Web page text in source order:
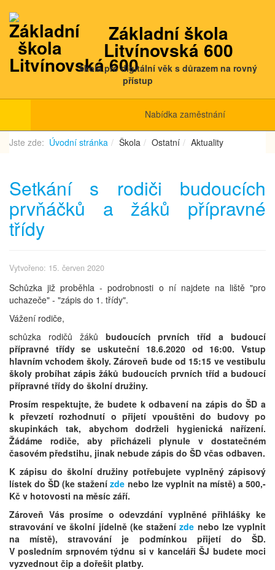
Základní škola
Litvínovská 600
škola pro digitální věk s důrazem na rovný
přístup
Nabídka zaměstnání
Jste zde: Úvodní stránka Škola Ostatní Aktuality
Setkání s rodiči budoucích
prvňáčků a žáků přípravné
třídy
Vytvořeno: 15. červen 2020
Schůzka již proběhla - podrobnosti o ní najdete na liště "pro
uchazeče" - "zápis do 1. třídy".
Vážení rodiče,
schůzka rodičů žáků budoucích prvních tříd a budoucí
přípravné třídy se uskuteční 18.6.2020 od 16:00. Vstup
hlavním vchodem školy. Zároveň bude od 15:15 ve vestibulu
školy probíhat zápis žáků budoucích prvních tříd a budoucí
přípravné třídy do školní družiny.
Prosím respektujte, že budete k odbavení na zápis do ŠD a
k převzetí rozhodnutí o přijetí vpouštěni do budovy po
skupinkách tak, abychom dodrželi hygienická nařízení.
Žádáme rodiče, aby přicházeli plynule v dostatečném
časovém předstihu, jinak nebude zápis do ŠD včas odbaven.
K zápisu do školní družiny potřebujete vyplněný zápisový
lístek do ŠD (ke staženízde nebo lze vyplnit na místě) a 500,-
Kč v hotovosti na měsíc září.
Zároveň Vás prosíme o odevzdání vyplněné přihlášky ke
stravování ve školní jídelně (ke staženízde nebo lze vyplnit
na místě), stravování je podmínkou přijetí do ŠD.
V posledním srpnovém týdnu si v kanceláři ŠJ budete moci
vyzvednout čip a dořešit platby.